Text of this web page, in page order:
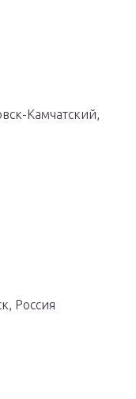
Камчатский,
Россия